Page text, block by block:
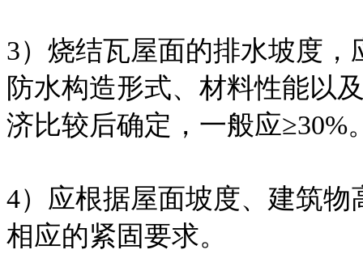
3）烧结瓦屋面的排水坡度
防水构造形式、材料性能以
济比较后确定，一般应≥30%
4）应根据屋面坡度、建筑
相应的紧固要求。